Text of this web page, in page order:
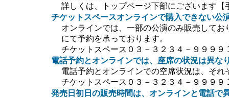
詳しくは、トップページ下部にございます【
チケットスペースオンラインで購入できない公
オンラインでは、一部の公演のみ販売して
にて予約を承っております。
チケットスペース０３－３２３４－９９９９
電話予約とオンラインでは、座席の状況は異な
電話予約とオンラインでの空席状況は、それ
チケットスペース０３－３２３４－９９９９
発売日初日の販売時間は、オンラインと電話で